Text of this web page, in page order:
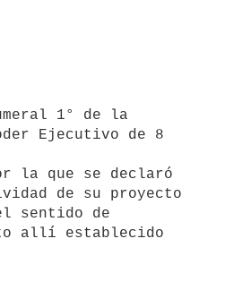
Ejecutivo de 8
la que se declaró
de su proyecto
sentido de
allí establecido